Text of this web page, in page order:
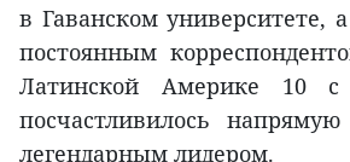
в Гаванском университете,
постоянным
Латинской Америке 10
посчастливилось
легендарным лидером.